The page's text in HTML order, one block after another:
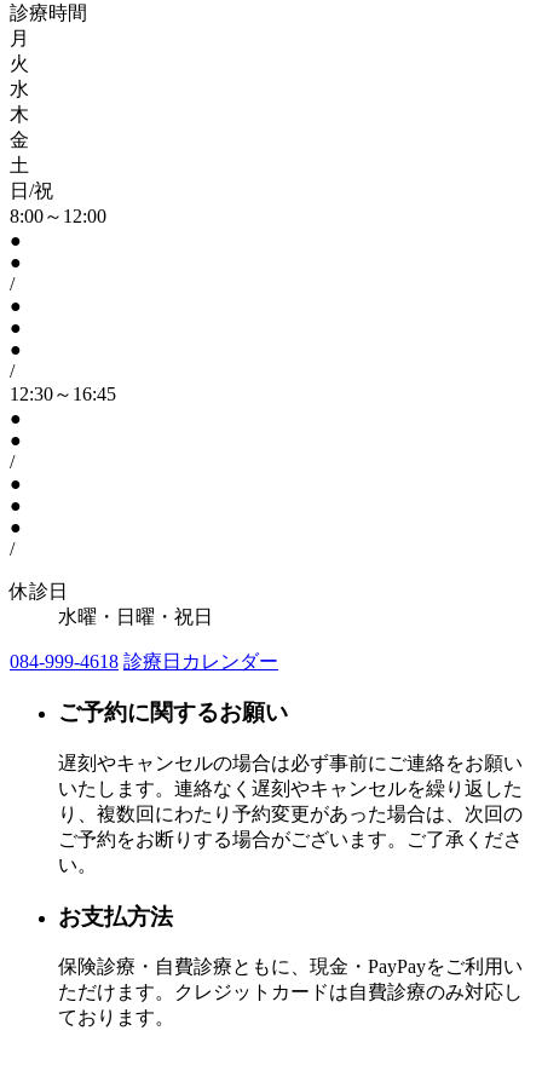
診療時間
月
火
水
木
金
土
日/祝
8:00～12:00
●
●
/
●
●
●
/
12:30～16:45
●
●
/
●
●
●
/
休診日
水曜・日曜・祝日
084-999-4618 診療日カレンダー
ご予約に関するお願い
遅刻やキャンセルの場合は必ず事前にご連絡をお願い
いたします。連絡なく遅刻やキャンセルを繰り返した
り、複数回にわたり予約変更があった場合は、次回の
ご予約をお断りする場合がございます。ご了承くださ
い。
お支払方法
保険診療・自費診療ともに、現金・PayPayをご利用い
ただけます。クレジットカードは自費診療のみ対応し
ております。